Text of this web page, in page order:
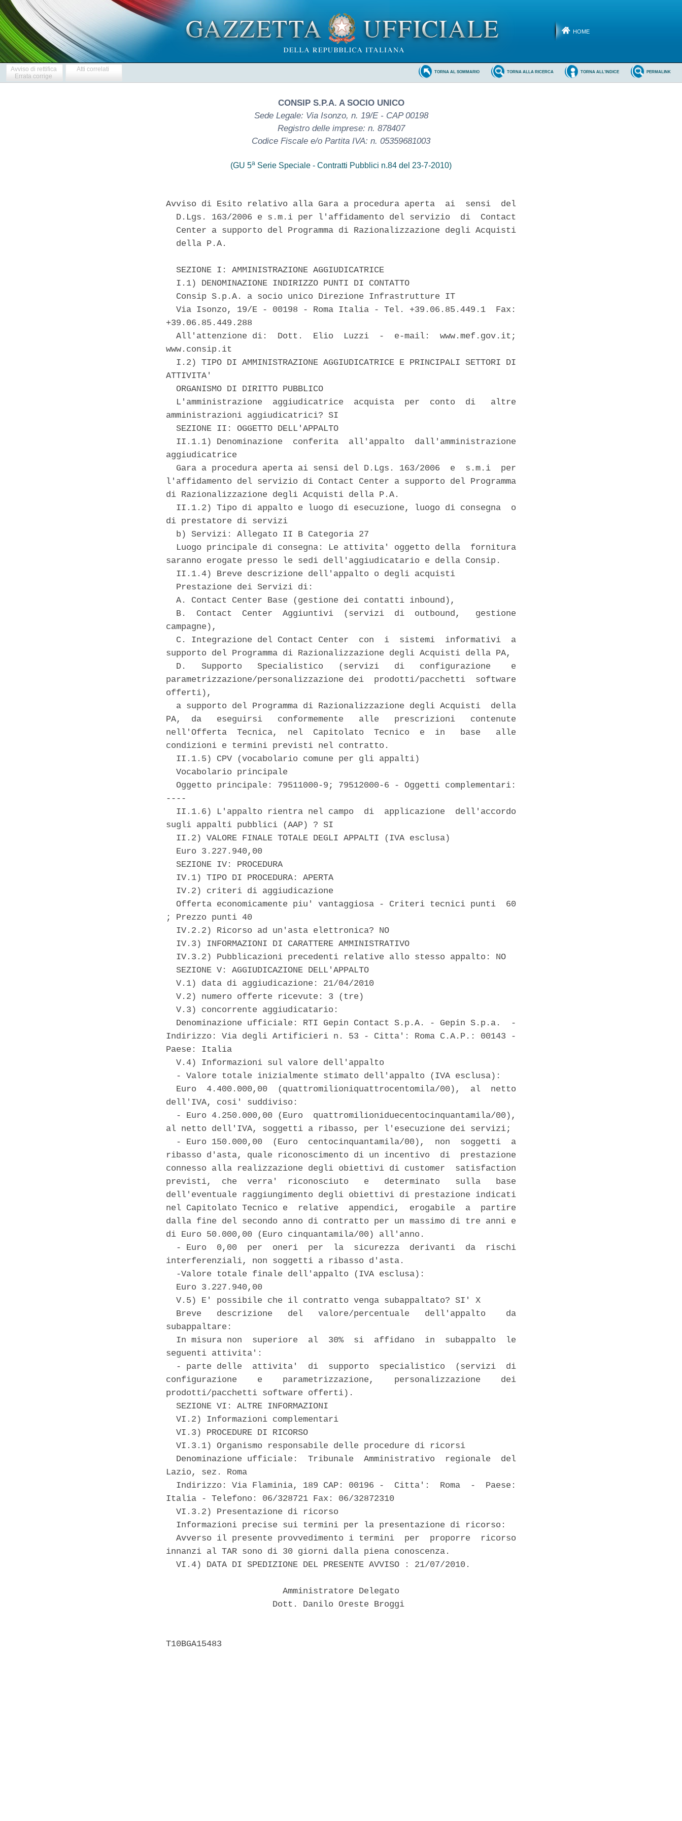
HOME
Avviso di rettifica
Errata corrige
Atti correlati PERMALINK
TORNA ALL'INDICE
TORNA ALLA RICERCA
TORNA AL SOMMARIO
CONSIP S.P.A. A SOCIO UNICO
Sede Legale: Via Isonzo, n. 19/E - CAP 00198
Registro delle imprese: n. 878407
Codice Fiscale e/o Partita IVA: n. 05359681003
(GU 5a Serie Speciale - Contratti Pubblici n.84 del 23-7-2010)
Avviso di Esito relativo alla Gara a procedura aperta  ai  sensi  del
  D.Lgs. 163/2006 e s.m.i per l'affidamento del servizio  di  Contact
  Center a supporto del Programma di Razionalizzazione degli Acquisti
  della P.A.
  SEZIONE I: AMMINISTRAZIONE AGGIUDICATRICE
  I.1) DENOMINAZIONE INDIRIZZO PUNTI DI CONTATTO
  Consip S.p.A. a socio unico Direzione Infrastrutture IT
  Via Isonzo, 19/E - 00198 - Roma Italia - Tel. +39.06.85.449.1  Fax:
+39.06.85.449.288
  All'attenzione di:  Dott.  Elio  Luzzi  -  e-mail:  www.mef.gov.it;
www.consip.it
  I.2) TIPO DI AMMINISTRAZIONE AGGIUDICATRICE E PRINCIPALI SETTORI DI
ATTIVITA'
  ORGANISMO DI DIRITTO PUBBLICO
  L'amministrazione  aggiudicatrice  acquista  per  conto  di   altre
amministrazioni aggiudicatrici? SI
  SEZIONE II: OGGETTO DELL'APPALTO
  II.1.1) Denominazione  conferita  all'appalto  dall'amministrazione
aggiudicatrice
  Gara a procedura aperta ai sensi del D.Lgs. 163/2006  e  s.m.i  per
l'affidamento del servizio di Contact Center a supporto del Programma
di Razionalizzazione degli Acquisti della P.A.
  II.1.2) Tipo di appalto e luogo di esecuzione, luogo di consegna  o
di prestatore di servizi
  b) Servizi: Allegato II B Categoria 27
  Luogo principale di consegna: Le attivita' oggetto della  fornitura
saranno erogate presso le sedi dell'aggiudicatario e della Consip.
  II.1.4) Breve descrizione dell'appalto o degli acquisti
  Prestazione dei Servizi di:
  A. Contact Center Base (gestione dei contatti inbound),
  B.  Contact  Center  Aggiuntivi  (servizi  di  outbound,   gestione
campagne),
  C. Integrazione del Contact Center  con  i  sistemi  informativi  a
supporto del Programma di Razionalizzazione degli Acquisti della PA,
  D.   Supporto   Specialistico   (servizi   di   configurazione    e
parametrizzazione/personalizzazione dei  prodotti/pacchetti  software
offerti),
  a supporto del Programma di Razionalizzazione degli Acquisti  della
PA,  da   eseguirsi   conformemente   alle   prescrizioni   contenute
nell'Offerta  Tecnica,  nel  Capitolato  Tecnico  e  in   base   alle
condizioni e termini previsti nel contratto.
  II.1.5) CPV (vocabolario comune per gli appalti)
  Vocabolario principale
  Oggetto principale: 79511000-9; 79512000-6 - Oggetti complementari:
----
  II.1.6) L'appalto rientra nel campo  di  applicazione  dell'accordo
sugli appalti pubblici (AAP) ? SI
  II.2) VALORE FINALE TOTALE DEGLI APPALTI (IVA esclusa)
  Euro 3.227.940,00
  SEZIONE IV: PROCEDURA
  IV.1) TIPO DI PROCEDURA: APERTA
  IV.2) criteri di aggiudicazione
  Offerta economicamente piu' vantaggiosa - Criteri tecnici punti  60
; Prezzo punti 40
  IV.2.2) Ricorso ad un'asta elettronica? NO
  IV.3) INFORMAZIONI DI CARATTERE AMMINISTRATIVO
  IV.3.2) Pubblicazioni precedenti relative allo stesso appalto: NO
  SEZIONE V: AGGIUDICAZIONE DELL'APPALTO
  V.1) data di aggiudicazione: 21/04/2010
  V.2) numero offerte ricevute: 3 (tre)
  V.3) concorrente aggiudicatario:
  Denominazione ufficiale: RTI Gepin Contact S.p.A. - Gepin S.p.a.  -
Indirizzo: Via degli Artificieri n. 53 - Citta': Roma C.A.P.: 00143 -
Paese: Italia
  V.4) Informazioni sul valore dell'appalto
  - Valore totale inizialmente stimato dell'appalto (IVA esclusa):
  Euro  4.400.000,00  (quattromilioniquattrocentomila/00),  al  netto
dell'IVA, cosi' suddiviso:
  - Euro 4.250.000,00 (Euro  quattromilioniduecentocinquantamila/00),
al netto dell'IVA, soggetti a ribasso, per l'esecuzione dei servizi;
  - Euro 150.000,00  (Euro  centocinquantamila/00),  non  soggetti  a
ribasso d'asta, quale riconoscimento di un incentivo  di  prestazione
connesso alla realizzazione degli obiettivi di customer  satisfaction
previsti,  che  verra'  riconosciuto   e   determinato   sulla   base
dell'eventuale raggiungimento degli obiettivi di prestazione indicati
nel Capitolato Tecnico e  relative  appendici,  erogabile  a  partire
dalla fine del secondo anno di contratto per un massimo di tre anni e
di Euro 50.000,00 (Euro cinquantamila/00) all'anno.
  - Euro  0,00  per  oneri  per  la  sicurezza  derivanti  da  rischi
interferenziali, non soggetti a ribasso d'asta.
  -Valore totale finale dell'appalto (IVA esclusa):
  Euro 3.227.940,00
  V.5) E' possibile che il contratto venga subappaltato? SI' X
  Breve   descrizione   del   valore/percentuale   dell'appalto    da
subappaltare:
  In misura non  superiore  al  30%  si  affidano  in  subappalto  le
seguenti attivita':
  - parte delle  attivita'  di  supporto  specialistico  (servizi  di
configurazione    e    parametrizzazione,    personalizzazione    dei
prodotti/pacchetti software offerti).
  SEZIONE VI: ALTRE INFORMAZIONI
  VI.2) Informazioni complementari
  VI.3) PROCEDURE DI RICORSO
  VI.3.1) Organismo responsabile delle procedure di ricorsi
  Denominazione ufficiale:  Tribunale  Amministrativo  regionale  del
Lazio, sez. Roma
  Indirizzo: Via Flaminia, 189 CAP: 00196 -  Citta':  Roma  -  Paese:
Italia - Telefono: 06/328721 Fax: 06/32872310
  VI.3.2) Presentazione di ricorso
  Informazioni precise sui termini per la presentazione di ricorso:
  Avverso il presente provvedimento i termini  per  proporre  ricorso
innanzi al TAR sono di 30 giorni dalla piena conoscenza.
  VI.4) DATA DI SPEDIZIONE DEL PRESENTE AVVISO : 21/07/2010.
                       Amministratore Delegato
                     Dott. Danilo Oreste Broggi